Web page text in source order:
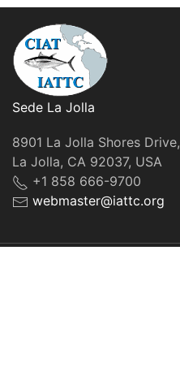
Sede La Jolla
8901 La Jolla Shores Drive,
La Jolla, CA 92037, USA
+1 858 666-9700
webmaster@iattc.org